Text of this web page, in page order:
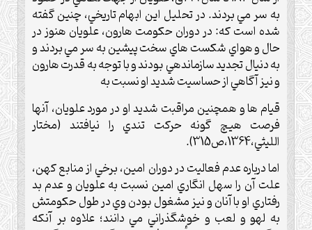
به سر مي بردند. در تحليل اين ابهام تاريخي، چنين گفته
شده است که: در دوران حکومت هارون، علويان هنوز در
حال و هواي شکست هاي سخت پيشين به سر مي بردند و
به دنيال تجديد سازماندهي بودند و با توجه به قدرت هارون
و نيز آگاهي از حساسيت شديد او نسبت به
قيام ها و همچنين مراقبت شديد او در مورد علويان، آنها
فرصت هيچ گونه حرکت تندي را نيافتند (مختار
الليثي،1364،ص315).
اما درباره عدم فعاليت در دوران امين، برخي از منابع کهن،
علت آن را سهل انگاري امين نسبت به علويان و عدم بد
رفتاري او با آنان و نيز مشغول بودن وي در طول حکومتش
به لهو و لعب و خوشگذراني مي دانند؛ علاوه بر آنکه